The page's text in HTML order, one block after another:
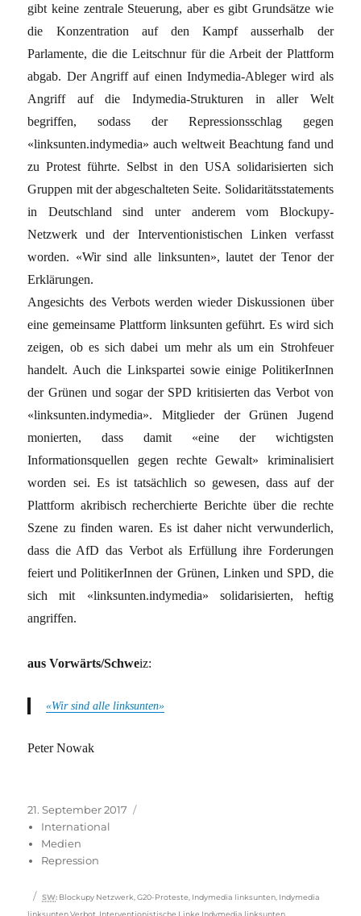
gibt keine zentrale Steuerung, aber es gibt Grundsätze wie
die Konzentration auf den Kampf ausserhalb der
Parlamente, die die Leitschnur für die Arbeit der Plattform
abgab. Der Angriff auf einen Indymedia-Ableger wird als
Angriff auf die Indymedia-Strukturen in aller Welt
begriffen, sodass der Repressionsschlag gegen
«linksunten.indymedia» auch weltweit Beachtung fand und
zu Protest führte. Selbst in den USA solidarisierten sich
Gruppen mit der abgeschalteten Seite. Solidaritätsstatements
in Deutschland sind unter anderem vom Blockupy-
Netzwerk und der Interventionistischen Linken verfasst
worden. «Wir sind alle linksunten», lautet der Tenor der
Erklärungen.
Angesichts des Verbots werden wieder Diskussionen über
eine gemeinsame Plattform linksunten geführt. Es wird sich
zeigen, ob es sich dabei um mehr als um ein Strohfeuer
handelt. Auch die Linkspartei sowie einige PolitikerInnen
der Grünen und sogar der SPD kritisierten das Verbot von
«linksunten.indymedia». Mitglieder der Grünen Jugend
monierten, dass damit «eine der wichtigsten
Informationsquellen gegen rechte Gewalt» kriminalisiert
worden sei. Es ist tatsächlich so gewesen, dass auf der
Plattform akribisch recherchierte Berichte über die rechte
Szene zu finden waren. Es ist daher nicht verwunderlich,
dass die AfD das Verbot als Erfüllung ihre Forderungen
feiert und PolitikerInnen der Grünen, Linken und SPD, die
sich mit «linksunten.indymedia» solidarisierten, heftig
angriffen.
aus Vorwärts/Schweiz:
«Wir sind alle linksunten»
Peter Nowak
Veröffentlicht
am
21. September 2017
International
Medien
Repression
Schlagwörter
SW: Blockupy Netzwerk ,G20-Proteste Indymedia linksunten Indymedia
linksunten Verbot Interventionistische Linke Indymedia linksunten